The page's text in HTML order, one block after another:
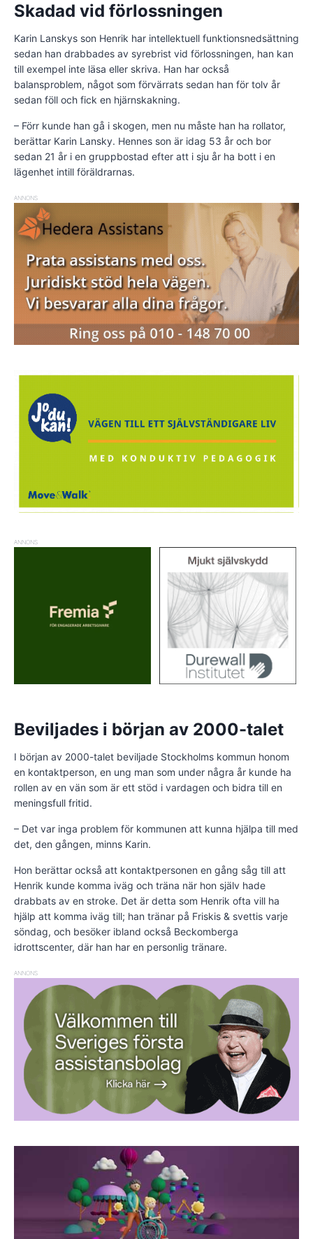
Skadad vid förlossningen
Karin Lanskys son Henrik har intellektuell funktionsnedsättning
sedan han drabbades av syrebrist vid förlossningen, han kan
till exempel inte läsa eller skriva. Han har också
balansproblem, något som förvärrats sedan han för tolv år
sedan föll och fick en hjärnskakning.
– Förr kunde han gå i skogen, men nu måste han ha rollator,
berättar Karin Lansky. Hennes son är idag 53 år och bor
sedan 21 år i en gruppbostad efter att i sju år ha bott i en
lägenhet intill föräldrarnas.
ANNONS
ANNONS
Beviljades i början av 2000-talet
I början av 2000-talet beviljade Stockholms kommun honom
en kontaktperson, en ung man som under några år kunde ha
rollen av en vän som är ett stöd i vardagen och bidra till en
meningsfull fritid.
– Det var inga problem för kommunen att kunna hjälpa till med
det, den gången, minns Karin.
Hon berättar också att kontaktpersonen en gång såg till att
Henrik kunde komma iväg och träna när hon själv hade
drabbats av en stroke. Det är detta som Henrik ofta vill ha
hjälp att komma iväg till; han tränar på Friskis & svettis varje
söndag, och besöker ibland också Beckomberga
idrottscenter, där han har en personlig tränare.
ANNONS